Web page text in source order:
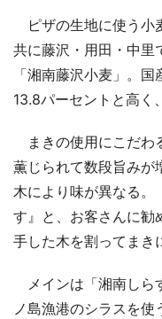
ピザの生地に使う小
共に藤沢・用田・中里
「湘南藤沢小麦」。
13.8パーセントと高く
まきの使用にこだわ
薫じられて数段旨みが
木により味が異なる。
す』と、お客さんに勧
手した木を割ってまき
メインは「湘南しら
ノ島漁港のシラスを